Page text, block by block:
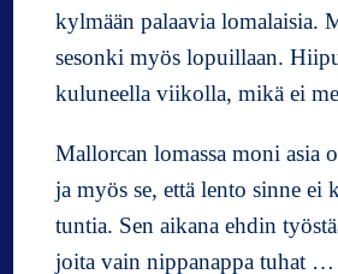
kylmään palaavia lomalaisia.
sesonki myös lopuillaan.
kuluneella viikolla, mikä ei
Mallorcan lomassa moni asia
ja myös se, että lento sinne ei
tuntia. Sen aikana ehdin
joita vain nippanappa tuhat …